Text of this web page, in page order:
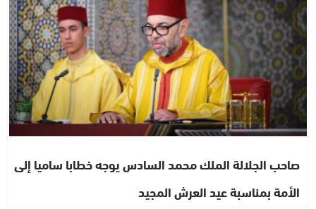
صاحب الجلالة الملك محمد السادس يوجه خطابا ساميا إلى
الأمة بمناسبة عيد العرش المجيد